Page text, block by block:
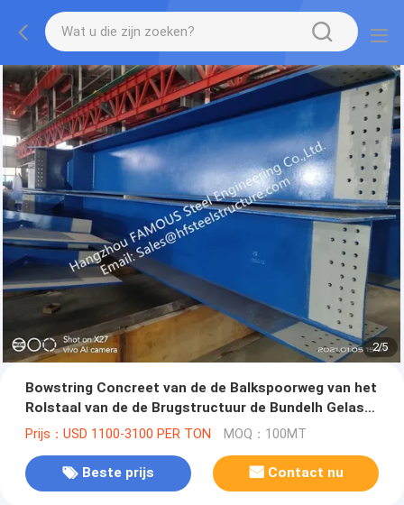
2/5
Bowstring Concreet van de de Balkspoorweg van het
Rolstaal van de de Brugstructuur de Bundelh Gelast
Kader
Prijs：USD 1100-3100 PER TON MOQ：100MT
Beste prijs Contact nu